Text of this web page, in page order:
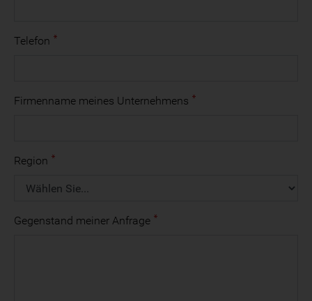
Telefon
Firmenname meines Unternehmens
Region
Gegenstand meiner Anfrage